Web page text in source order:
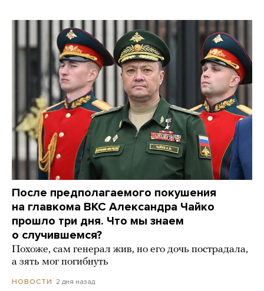
После предполагаемого покушения
на главкома ВКС Александра Чайко
прошло три дня. Что мы знаем
о случившемся?
Похоже, сам генерал жив, но его дочь пострадала,
а зять мог погибнуть
НОВОСТИ 2 дня назад